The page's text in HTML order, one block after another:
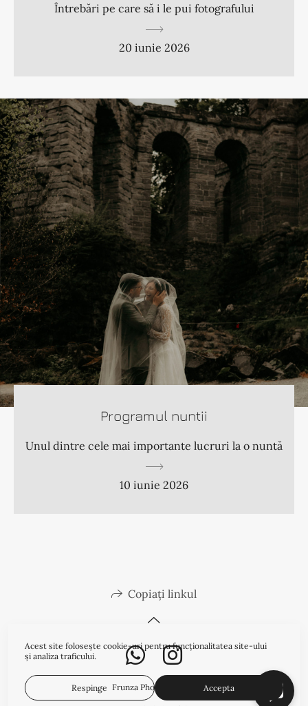
Întrebări pe care să i le pui fotografului
20 iunie 2026
Programul nuntii
Unul dintre cele mai importante lucruri la o nuntă
10 iunie 2026
Copiați linkul
Frunza Photo & Video
Acest site folosește cookie-uripentru funcționalitatea site-ului
și analiza traficului.
Respinge Accepta